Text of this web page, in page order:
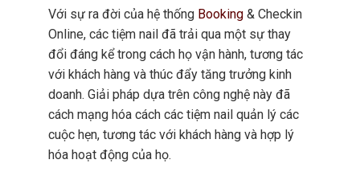
Với sự ra đời của hệ thống Booking & Checkin
Online, các tiệm nail đã trải qua một sự thay
đổi đáng kể trong cách họ vận hành, tương tác
với khách hàng và thúc đẩy tăng trưởng kinh
doanh. Giải pháp dựa trên công nghệ này đã
cách mạng hóa cách các tiệm nail quản lý các
cuộc hẹn, tương tác với khách hàng và hợp lý
hóa hoạt động của họ.